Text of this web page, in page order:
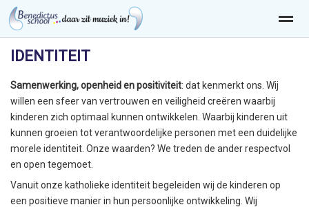
Nieuws
IDENTITEIT
Samenwerking, openheid en positiviteit: dat kenmerkt ons. Wij
willen een sfeer van vertrouwen en veiligheid creëren waarbij
kinderen zich optimaal kunnen ontwikkelen. Waarbij kinderen uit
kunnen groeien tot verantwoordelijke personen met een duidelijke
morele identiteit. Onze waarden? We treden de ander respectvol
en open tegemoet.
Vanuit onze katholieke identiteit begeleiden wij de kinderen op
een positieve manier in hun persoonlijke ontwikkeling. Wij